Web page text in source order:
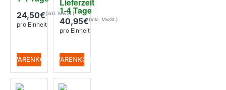
24,50€
pro Einheit
+ WARENKORB
1-4 Tage
40,95€
pro Einheit
+ WARENKORB